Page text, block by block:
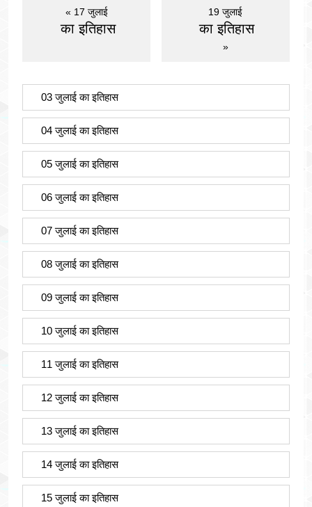
« 17 जुलाई
का इतिहास
19 जुलाई
का इतिहास
»
03 जुलाई का इतिहास
04 जुलाई का इतिहास
05 जुलाई का इतिहास
06 जुलाई का इतिहास
07 जुलाई का इतिहास
08 जुलाई का इतिहास
09 जुलाई का इतिहास
10 जुलाई का इतिहास
11 जुलाई का इतिहास
12 जुलाई का इतिहास
13 जुलाई का इतिहास
14 जुलाई का इतिहास
15 जुलाई का इतिहास